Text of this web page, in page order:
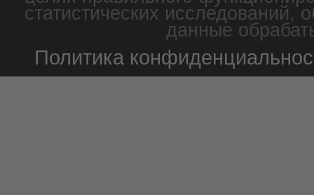
статистических
данные
Политика